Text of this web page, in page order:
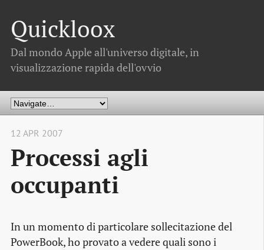
Quickloox
Dal mondo Apple all'universo digitale, in
visualizzazione rapida dell'ovvio
12 APR 2007
Processi agli
occupanti
In un momento di particolare sollecitazione del
PowerBook, ho provato a vedere quali sono i